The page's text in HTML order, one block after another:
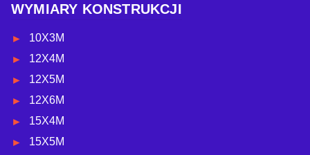
WYMIARY KONSTRUKCJI
10X3M
12X4M
12X5M
12X6M
15X4M
15X5M